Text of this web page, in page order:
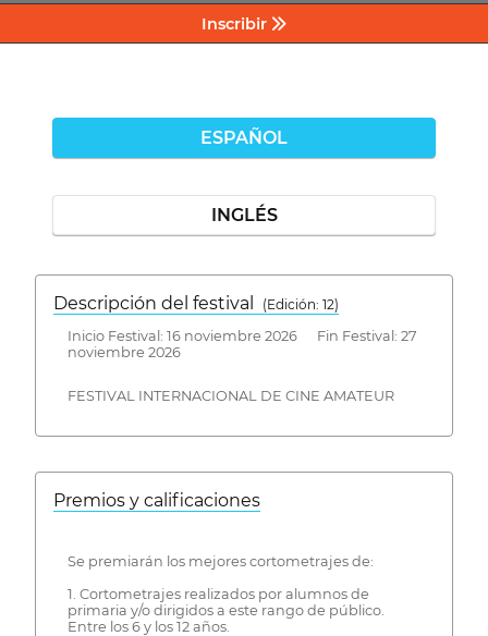
Inscribir
ESPAÑOL
INGLÉS
Descripción del festival
( Edición: 12)
Inicio Festival: 16 noviembre 2026 Fin Festival: 27
noviembre 2026
FESTIVAL INTERNACIONAL DE CINE AMATEUR
Premios y calificaciones
Se premiarán los mejores cortometrajes de:
1. Cortometrajes realizados por alumnos de
primaria y/o dirigidos a este rango de público.
Entre los 6 y los 12 años.